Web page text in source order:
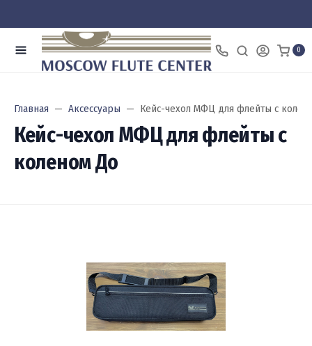
0
Главная Аксессуары Кейс-чехол МФЦ для флейты с
Кейс-чехол МФЦ для флейты с
коленом До